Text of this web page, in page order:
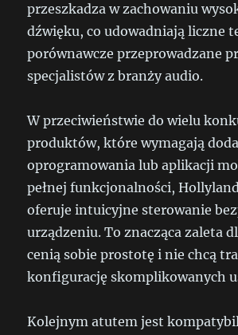
przeszkadza w zachowaniu
dźwięku, co udowadniają liczne
porównawcze przeprowadzane
specjalistów z branży audio.
W przeciwieństwie do wielu
produktów, które wymagają
oprogramowania lub aplikacji
pełnej funkcjonalności,
oferuje intuicyjne sterowanie
urządzeniu. To znacząca zaleta
cenią sobie prostotę i nie chcą
konfigurację skomplikowanych
Kolejnym atutem jest